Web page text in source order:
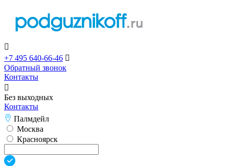

+7 495 640-66-46 
Обратный звонок
Контакты

Без выходных
Контакты
Палмдейл
Москва
Красноярск